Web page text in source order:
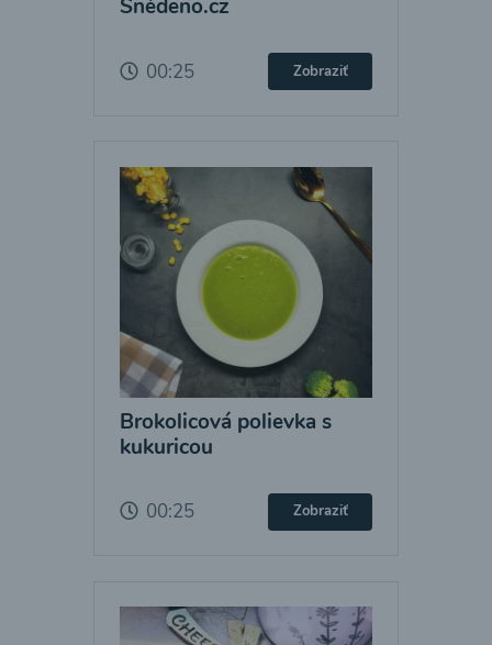
Snědeno.cz
00:25 Zobraziť
Brokolicová polievka s
kukuricou
00:25 Zobraziť